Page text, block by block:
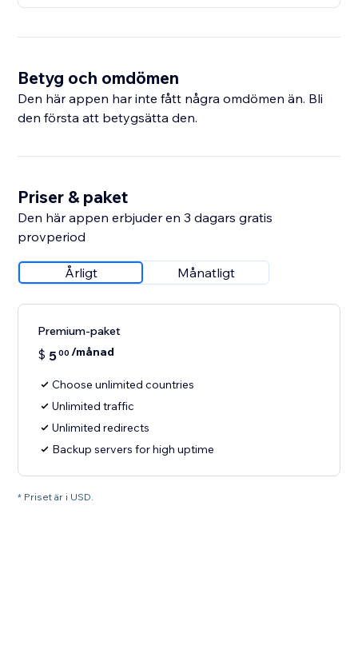
Betyg och omdömen
Den här appen har inte fått några omdömen än. Bli
den första att betygsätta den.
Priser & paket
Den här appen erbjuder en 3 dagars gratis
provperiod
Årligt Månatligt
Premium-paket
$ 500 /månad
Choose unlimited countries
Unlimited traffic
Unlimited redirects
Backup servers for high uptime
* Priset är i USD.